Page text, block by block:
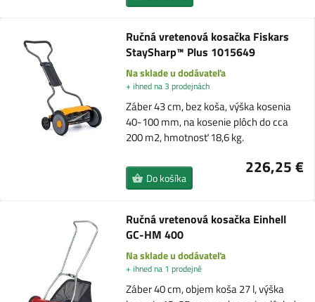
Ručná vretenová kosačka Fiskars
StaySharp™ Plus 1015649
Na sklade u dodávateľa
+ ihned na 3 prodejnách
Záber 43 cm, bez koša, výška kosenia
40-100 mm, na kosenie plôch do cca
200 m2, hmotnosť 18,6 kg.
226,25 €
Do košíka
Ručná vretenová kosačka Einhell
GC-HM 400
Na sklade u dodávateľa
+ ihned na 1 prodejně
Záber 40 cm, objem koša 27 l, výška